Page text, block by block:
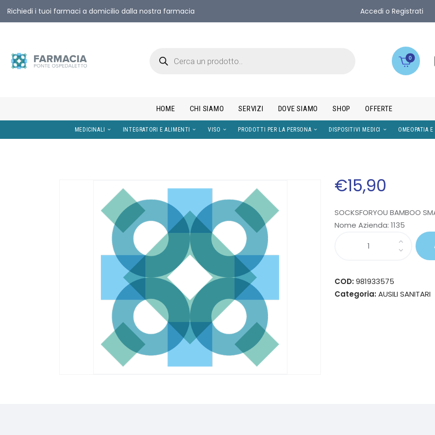
Richiedi i tuoi farmaci a domicilio dalla nostra farmacia Accedi o Registrati
0
HOME CHI SIAMO SERVIZI DOVE SIAMO SHOP OFFERTE
€15,90
SOCKSFORYOU BAMBOO
Nome Azienda:1135
COD:981933575
Categoria:AUSILI SANITARI